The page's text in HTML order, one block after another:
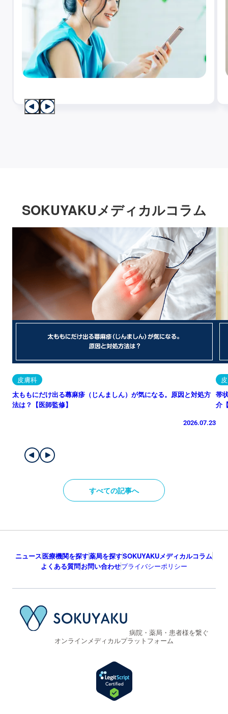
SOKUYAKUメディカルコラム
皮膚科
太ももにだけ出る蕁麻疹（じんましん）が気になる。原因と対処方
法は？【医師監修】
2026.07.23
帯
介
すべての記事へ
ニュース医療機関を探す薬局を探すSOKUYAKUメディカルコラム
よくある質問お問い合わせプライバシーポリシー
病院・薬局・患者様を繋ぐ
オンラインメディカルプラットフォーム